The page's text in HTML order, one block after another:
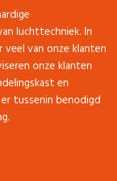
luchttechniek. In
van onze klanten
onze klanten
en
tussenin benodigd